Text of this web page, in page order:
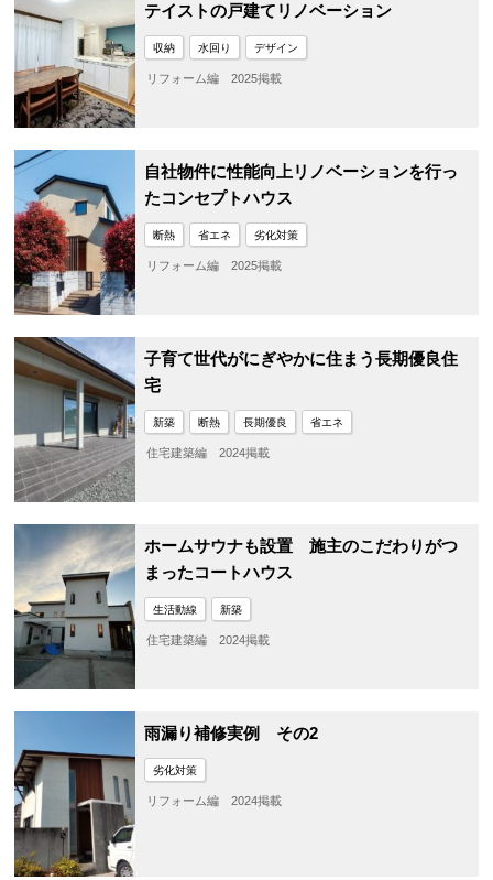
テイストの戸建てリノベーション
収納 水回り デザイン
リフォーム編 2025掲載
自社物件に性能向上リノベーションを行っ
たコンセプトハウス
断熱 省エネ 劣化対策
リフォーム編 2025掲載
子育て世代がにぎやかに住まう長期優良住
宅
新築 断熱 長期優良 省エネ
住宅建築編 2024掲載
ホームサウナも設置 施主のこだわりがつ
まったコートハウス
生活動線 新築
住宅建築編 2024掲載
雨漏り補修実例 その2
劣化対策
リフォーム編 2024掲載